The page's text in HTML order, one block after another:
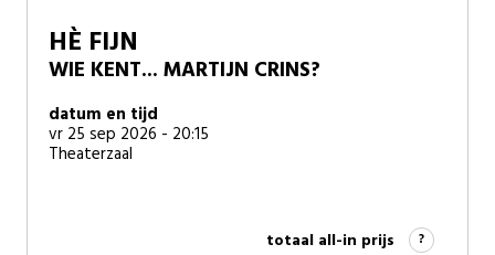
HÈ FIJN
WIE KENT... MARTIJN CRINS?
datum en tijd
vr 25 sep 2026 - 20:15
Theaterzaal
totaal all-in prijs ?